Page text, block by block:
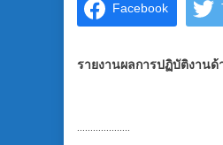
Facebook
รายงานผลการปฏิบัติงานด้